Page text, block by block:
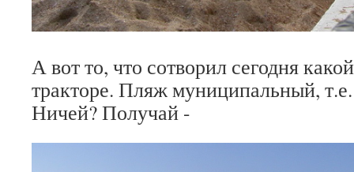
А вот то, что сотворил сегодня
тракторе. Пляж муниципальный,
Ничей? Получай -